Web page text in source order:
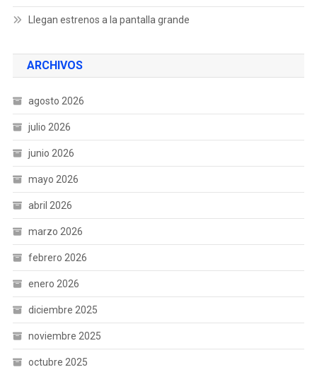
Llegan estrenos a la pantalla grande
ARCHIVOS
agosto 2026
julio 2026
junio 2026
mayo 2026
abril 2026
marzo 2026
febrero 2026
enero 2026
diciembre 2025
noviembre 2025
octubre 2025